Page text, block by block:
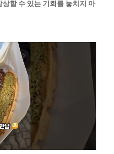
할 수 있는 기회를 놓치지 마